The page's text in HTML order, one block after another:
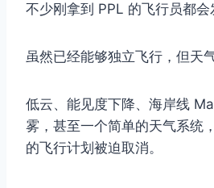
不少刚拿到 PPL 的飞行员都会
虽然已经能够独立飞行，但天
低云、能见度下降、海岸线
雾，甚至一个简单的天气系统
的飞行计划被迫取消。